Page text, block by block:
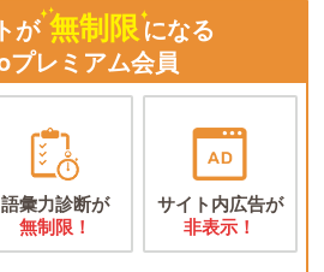
が 無制限になる
レミアム会員
語彙力診断が
無制限！
サイト内広告が
非表示！